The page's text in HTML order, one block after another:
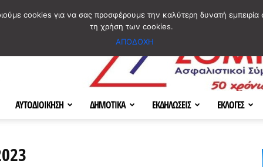
ΑΥΤΟΔΙΟΙΚΗΣΗ ΔΗΜΟΤΙΚΑ ΕΚΔΗΛΩΣΕΙΣ ΕΚΛΟΓΕΣ
cookies για να σας προσφέρουμε την καλύτερη δυνατή
τη χρήση των cookies.
ΑΠΟΔΟΧΗ